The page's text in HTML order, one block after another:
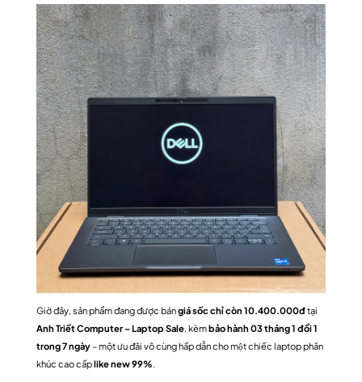
Giờ đây, sản phẩm đang được bángiá sốc chỉ còn 10.400.000đtại
Anh Triết Computer – Laptop Sale , kèmbảo hành 03 tháng 1 đổi 1
trong 7 ngày – một ưu đãi vô cùng hấp dẫn cho một chiếc laptop phân
khúc cao cấplike new 99%